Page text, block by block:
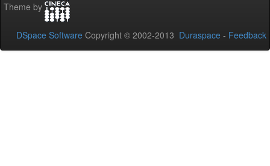
Theme by
DSpace Software Copyright © 2002-2013 Duraspace - Feedback